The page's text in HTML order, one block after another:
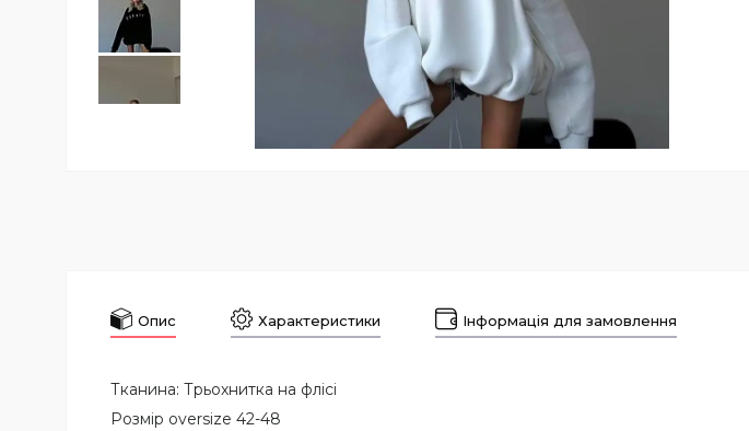
Опис Характеристики Інформація для замовлення
Тканина: Трьохнитка на флісі
Розмір oversize 42-48